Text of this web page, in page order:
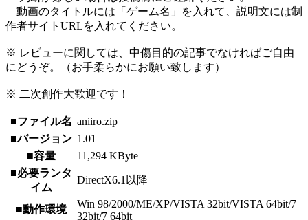
動画のタイトルには「ゲーム名」を入れて、説明文には制
作者サイトURLを入れてください。
※ レビューに関しては、中傷目的の記事でなければご自由
にどうぞ。（お手柔らかにお願い致します）
※ 二次創作大歓迎です！
■ファイル名 aniiro.zip
■バージョン 1.01
■容量
11,294 KByte
■必要ランタ
イム
DirectX6.1以降
■動作環境
Win 98/2000/ME/XP/VISTA 32bit/VISTA 64bit/7
32bit/7 64bit